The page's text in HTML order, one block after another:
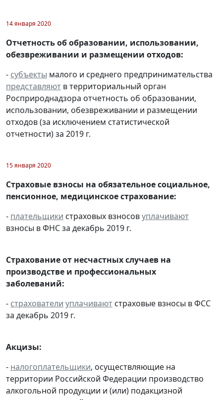
14 января 2020
Отчетность об образовании, использовании,
обезвреживании и размещении отходов:
- субъекты малого и среднего предпринимательства
представляют в территориальный орган
Росприроднадзора отчетность об образовании,
использовании, обезвреживании и размещении
отходов (за исключением статистической
отчетности) за 2019 г.
15 января 2020
Страховые взносы на обязательное социальное,
пенсионное, медицинское страхование:
- плательщики страховых взносовуплачивают
взносы в ФНС за декабрь 2019 г.
Страхование от несчастных случаев на
производстве и профессиональных
заболеваний:
- страхователи уплачивают страховые взносы в ФСС
за декабрь 2019 г.
Акцизы:
- налогоплательщики, осуществляющие на
территории Российской Федерации производство
алкогольной продукции и (или) подакцизной